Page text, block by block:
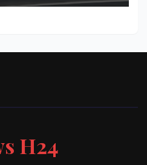
H24